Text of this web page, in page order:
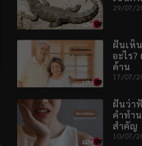
29/07/
ฝันเห็
อะไร
ด้าน
17/07/
ฝันว่า
คำทำ
สำคัญ
10/07/